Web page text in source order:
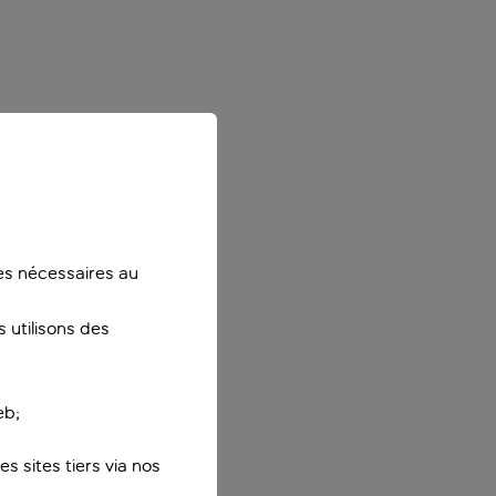
nécessaires au
utilisons des
sites tiers via nos